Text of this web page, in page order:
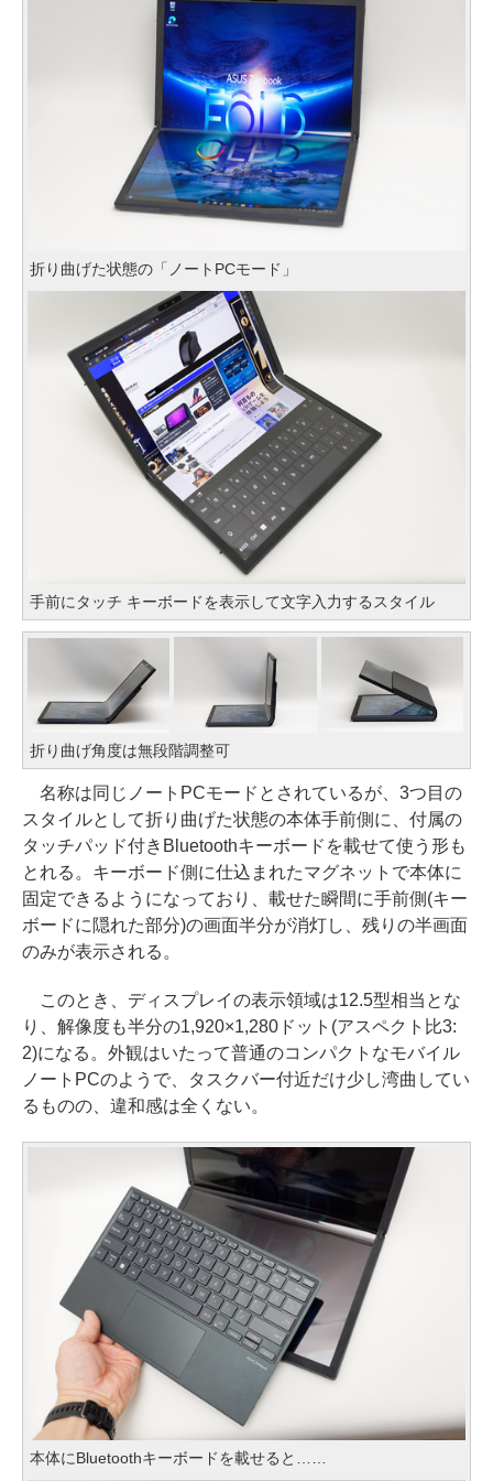
折り曲げた状態の「ノートPCモード」
手前にタッチ キーボードを表示して文字入力するスタイル
折り曲げ角度は無段階調整可
名称は同じノートPCモードとされているが、3つ目の
スタイルとして折り曲げた状態の本体手前側に、付属の
タッチパッド付きBluetoothキーボードを載せて使う形も
とれる。キーボード側に仕込まれたマグネットで本体に
固定できるようになっており、載せた瞬間に手前側(キー
ボードに隠れた部分)の画面半分が消灯し、残りの半画面
のみが表示される。
このとき、ディスプレイの表示領域は12.5型相当とな
り、解像度も半分の1,920×1,280ドット(アスペクト比3:
2)になる。外観はいたって普通のコンパクトなモバイル
ノートPCのようで、タスクバー付近だけ少し湾曲してい
るものの、違和感は全くない。
本体にBluetoothキーボードを載せると……